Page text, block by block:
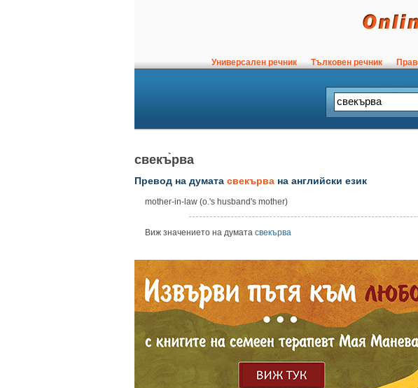
Универсален речник Тълковен речник
свекъ̀рва
Превод на думата свекърва на английски език
mother-in-law (o.'s husband's mother)
Виж значението на думата свекърва